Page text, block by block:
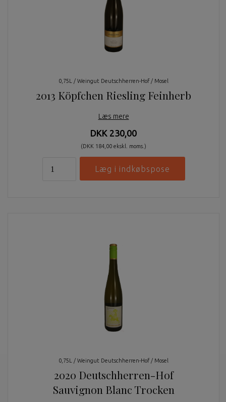
0,75L / Weingut Deutschherren-Hof / Mosel
2013 Köpfchen Riesling Feinherb
Læs mere
DKK 230,00
(DKK 184,00 ekskl. moms.)
0,75L / Weingut Deutschherren-Hof / Mosel
2020 Deutschherren-Hof
Sauvignon Blanc Trocken